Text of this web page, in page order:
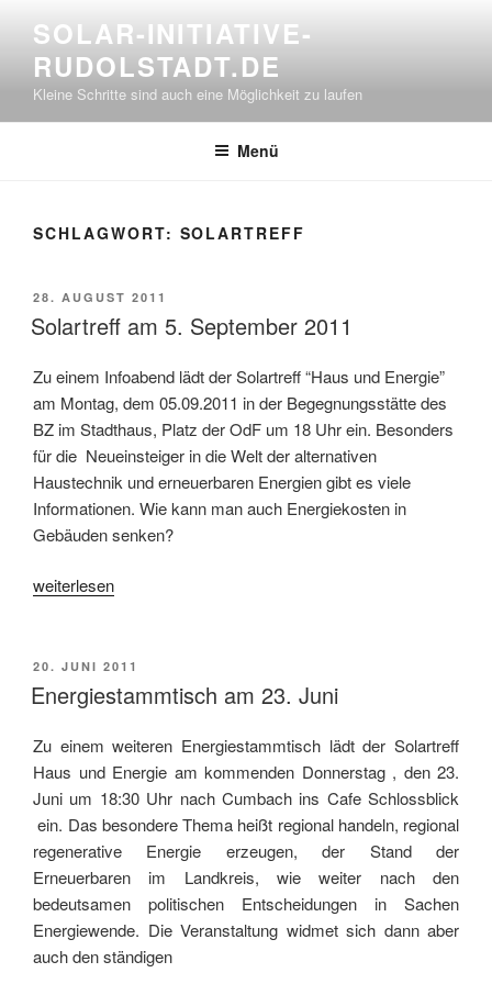
Inhalt
springen
SOLAR-INITIATIVE-
RUDOLSTADT.DE
Kleine Schritte sind auch eine Möglichkeit zu laufen
Menü
SCHLAGWORT: SOLARTREFF
VERÖFFENTLICHT
AM
28. AUGUST 2011
Solartreff am 5. September 2011
Zu einem Infoabend lädt der Solartreff “Haus und Energie”
am Montag, dem 05.09.2011 in der Begegnungsstätte des
BZ im Stadthaus, Platz der OdF um 18 Uhr ein. Besonders
für die Neueinsteiger in die Welt der alternativen
Haustechnik und erneuerbaren Energien gibt es viele
Informationen. Wie kann man auch Energiekosten in
Gebäuden senken?
„Solartreff
September
2011“
weiterlesen
VERÖFFENTLICHT
AM
20. JUNI 2011
Energiestammtisch am 23. Juni
Zu einem weiteren Energiestammtisch lädt der Solartreff
Haus und Energie am kommenden Donnerstag , den 23.
Juni um 18:30 Uhr nach Cumbach ins Cafe Schlossblick
ein. Das besondere Thema heißt regional handeln, regional
regenerative Energie erzeugen, der Stand der
Erneuerbaren im Landkreis, wie weiter nach den
bedeutsamen politischen Entscheidungen in Sachen
Energiewende. Die Veranstaltung widmet sich dann aber
auch den ständigen